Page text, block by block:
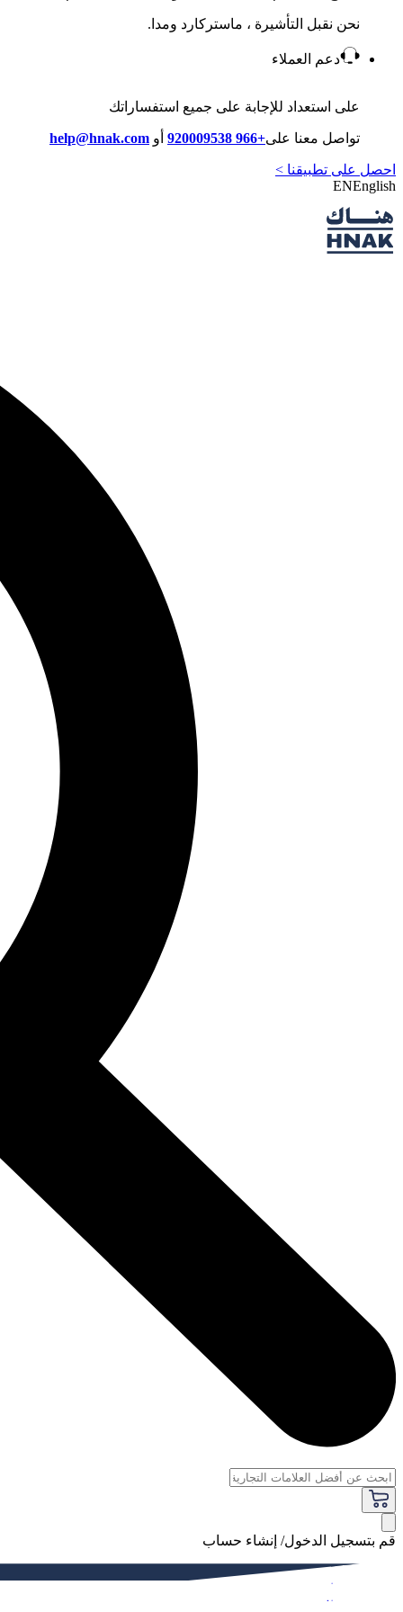
نحن نقبل التأشيرة ، ماستركارد ومدا.
دعم العملاء
على استعداد للإجابة على جميع استفساراتك
تواصل معنا على+966 920009538 أو help@hnak.com
احصل على تطبيقنا >
ENEnglish
قم بتسجيل الدخول/ إنشاء حساب
فاخر
النساء
الرجال